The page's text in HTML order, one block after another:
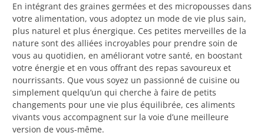
En intégrant des graines germées et des micropousses dans
votre alimentation, vous adoptez un mode de vie plus sain,
plus naturel et plus énergique. Ces petites merveilles de la
nature sont des alliées incroyables pour prendre soin de
vous au quotidien, en améliorant votre santé, en boostant
votre énergie et en vous offrant des repas savoureux et
nourrissants. Que vous soyez un passionné de cuisine ou
simplement quelqu’un qui cherche à faire de petits
changements pour une vie plus équilibrée, ces aliments
vivants vous accompagnent sur la voie d’une meilleure
version de vous-même.